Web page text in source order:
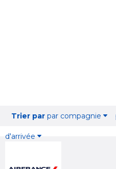
Trier par par compagnie
d'arrivée